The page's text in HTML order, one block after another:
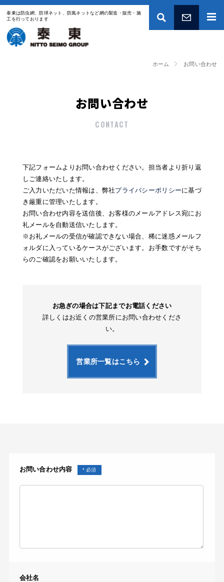
泰東は防虫網、防球ネット、防風ネットなど網の製造・販売・施
工を行っております
ホーム お問い合わせ
お問い合わせ
CONTACT
下記フォームよりお問い合わせください。担当者より折り返
しご連絡いたします。
ご入力いただいた情報は、弊社プライバシーポリシーに基づ
き厳重に管理いたします。
お問い合わせ内容を送信後、お客様のメールアドレス宛にお
礼メールを自動送信いたします。
※お礼メールの受信が確認できない場合、稀に迷惑メールフ
ォルダに入っているケースがございます。お手数ですがそち
らのご確認をお願いいたします。
お急ぎの場合は下記までお電話ください
詳しくはお近くの営業所にお問い合わせくださ
い。
営業所一覧はこちら
お問い合わせ内容
会社名